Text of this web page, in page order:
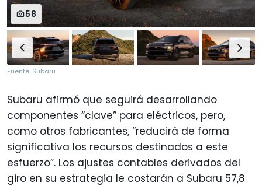
58
Fuente: Subaru
Subaru afirmó que seguirá desarrollando
componentes “clave” para eléctricos, pero,
como otros fabricantes, “reducirá de forma
significativa los recursos destinados a este
esfuerzo”. Los ajustes contables derivados del
giro en su estrategia le costarán a Subaru 57,8